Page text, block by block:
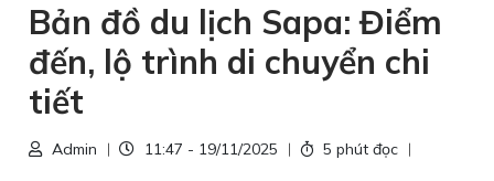
Bản đồ du lịch Sapa: Điểm
đến, lộ trình di chuyển chi
tiết
Admin 11:47 - 19/11/2025 5 phút đọc